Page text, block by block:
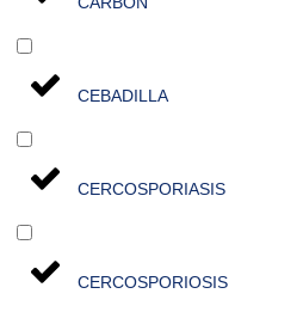
CEBADILLA
CERCOSPORIASIS
CERCOSPORIOSIS